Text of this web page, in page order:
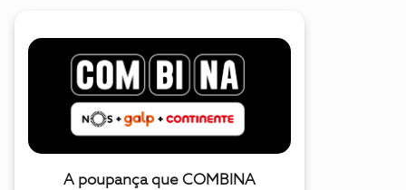
A poupança que COMBINA